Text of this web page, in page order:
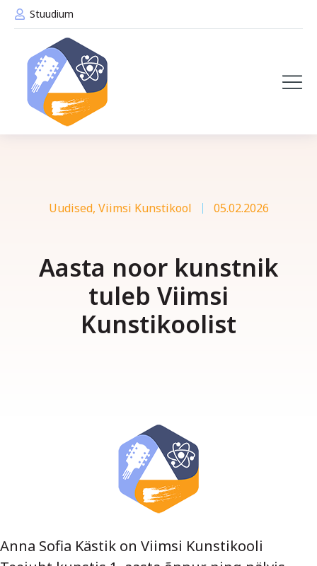
Stuudium
Uudised, Viimsi Kunstikool 05.02.2026
Aasta noor kunstnik
tuleb Viimsi
Kunstikoolist
Anna Sofia Kästik on Viimsi Kunstikooli